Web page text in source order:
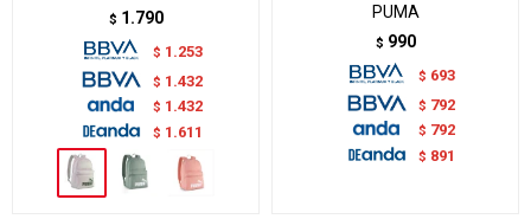
$ 1.790
$ 1.253
$ 1.432
$ 1.432
$ 1.611
PUMA
$ 990
$ 693
$ 792
$ 792
$ 891